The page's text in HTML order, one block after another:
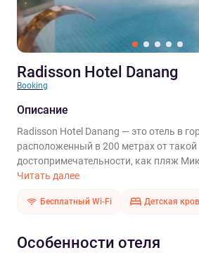
Radisson Hotel Danang
Booking
Описание
Radisson Hotel Danang — это отель в
расположенный в 200 метрах от такой
достопримечательности, как пляж
Читать далее
Бесплатный Wi-Fi Детская
Особенности отеля